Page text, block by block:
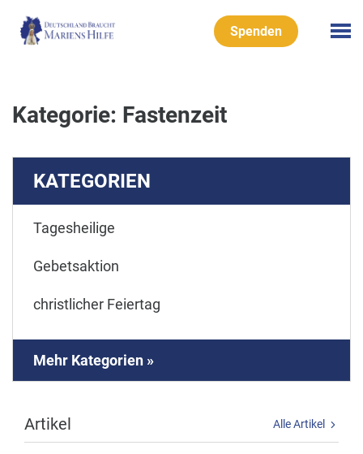
Spenden
Kategorie: Fastenzeit
KATEGORIEN
Tagesheilige
Gebetsaktion
christlicher Feiertag
Mehr Kategorien »
Artikel Alle Artikel